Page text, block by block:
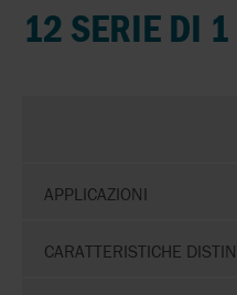
12 SERIE DI
APPLICAZIONI
CARATTERISTICHE